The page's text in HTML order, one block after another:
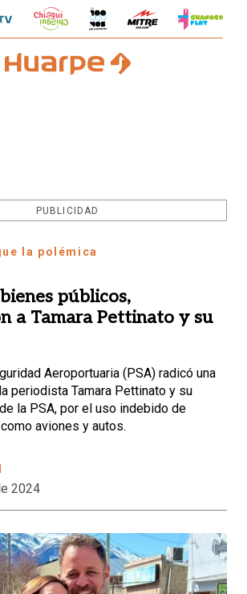
PUBLICIDAD
la polémica
públicos,
a Tamara Pettinato y su
Aeroportuaria (PSA) radicó una
periodista Tamara Pettinato y su
la PSA, por el uso indebido de
aviones y autos.
2024